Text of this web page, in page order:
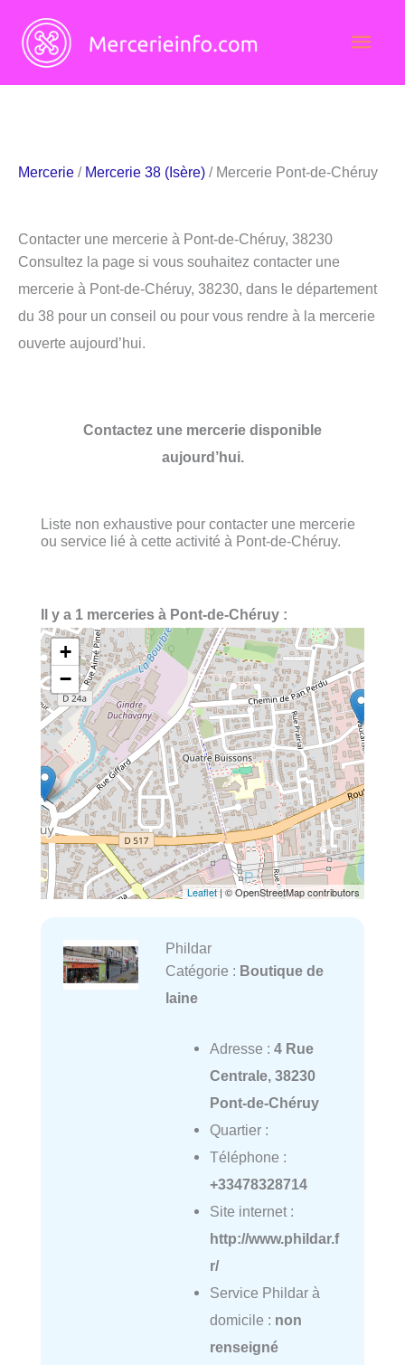
contenu
Mercerie / Mercerie 38 (Isère) / Mercerie Pont-de-Chéruy
Contacter une mercerie à Pont-de-Chéruy, 38230
Consultez la page si vous souhaitez contacter une
mercerie à Pont-de-Chéruy, 38230, dans le département
du 38 pour un conseil ou pour vous rendre à la mercerie
ouverte aujourd’hui.
Contactez une mercerie disponible
aujourd’hui.
Liste non exhaustive pour contacter une mercerie
ou service lié à cette activité à Pont-de-Chéruy.
Il y a 1 merceries à Pont-de-Chéruy :
+
−
Leaflet| © OpenStreetMap contributors
Phildar
Catégorie : Boutique de
laine
Adresse : 4 Rue
Centrale, 38230
Pont-de-Chéruy
Quartier :
Téléphone :
+33478328714
Site internet :
http://www.phildar.f
r/
Service Phildar à
domicile : non
renseigné